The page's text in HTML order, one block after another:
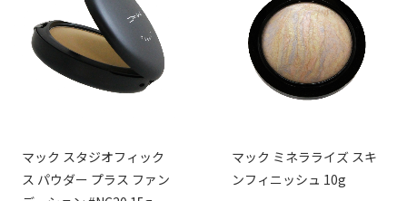
マック スタジオフィック
ス パウダー プラス ファン
マック ミネラライズ スキ
ンフィニッシュ 10g